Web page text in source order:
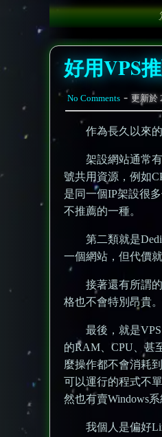
好用VPS
No Comments - 更新於
作為長久以來
架設網站通常
號共用資源，例如
是同一個IP架設很
不推薦的一種。
第二類就是
一個網站，但代價
接著還有所謂
格也不會特別昂貴
最後，就是
的RAM、CPU、甚
麼操作都不會消耗
可以運行的程式不
然也有賣Windows系
我個人是偏好